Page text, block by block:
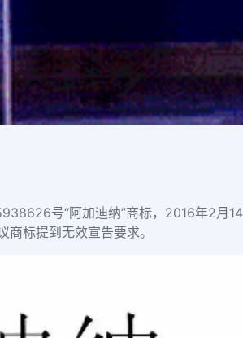
号“阿加迪纳”商标，2016年2月
标提到无效宣告要求。